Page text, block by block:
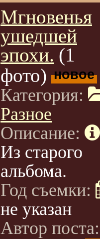
Мгновенья
ушедшей
эпохи. (1
фото) новое
Категория:
Разное
Описание:
Из старого
альбома.
Год съемки:
не указан
Автор